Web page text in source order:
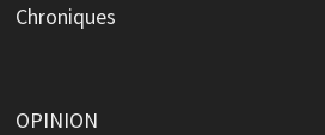
Chroniques
OPINION